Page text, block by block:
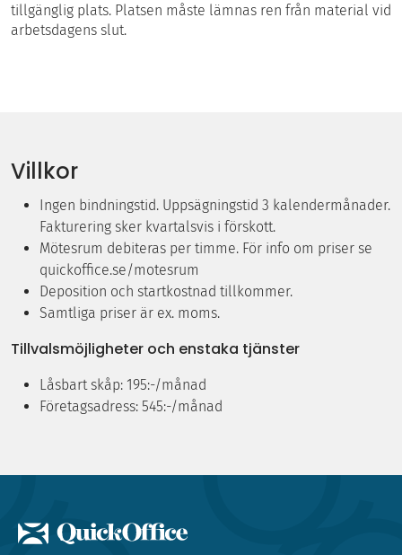
tillgänglig plats. Platsen måste lämnas ren från material vid
arbetsdagens slut.
Villkor
Ingen bindningstid. Uppsägningstid 3 kalendermånader.
Fakturering sker kvartalsvis i förskott.
Mötesrum debiteras per timme. För info om priser se
quickoffice.se/motesrum
Deposition och startkostnad tillkommer.
Samtliga priser är ex. moms.
Tillvalsmöjligheter och enstaka tjänster
Låsbart skåp: 195:-/månad
Företagsadress: 545:-/månad